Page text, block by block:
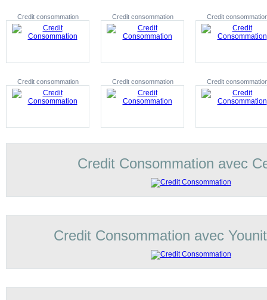
Credit consommation Credit consommation Credit
Credit consommation Credit consommation Credit
Credit Consommation avec
Credit Consommation avec